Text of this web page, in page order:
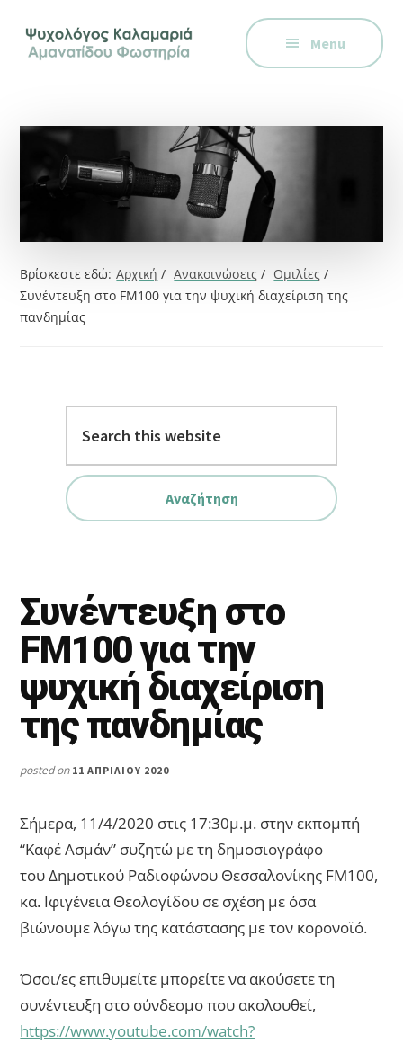
primary
footer
menu
Ψυχολόγος
στην
ειδικός
Γνωστική
Συμπεριφορική
μέσω
Skype,
Menu
Βρίσκεστε εδώ: Αρχική / Ανακοινώσεις / Ομιλίες /
Συνέντευξη στο FM100 για την ψυχική διαχείριση της
πανδημίας
website
Συνέντευξη στο
FM100 για την
ψυχική διαχείριση
της πανδημίας
posted on 11 ΑΠΡΙΛΊΟΥ 2020
Σήμερα, 11/4/2020 στις 17:30μ.μ. στην εκπομπή
“Καφέ Ασμάν” συζητώ με τη δημοσιογράφο
του Δημοτικού Ραδιοφώνου Θεσσαλονίκης FM100,
κα. Ιφιγένεια Θεολογίδου σε σχέση με όσα
βιώνουμε λόγω της κατάστασης με τον κορονοϊό.
Όσοι/ες επιθυμείτε μπορείτε να ακούσετε τη
συνέντευξη στο σύνδεσμο που ακολουθεί,
https://www.youtube.com/watch?